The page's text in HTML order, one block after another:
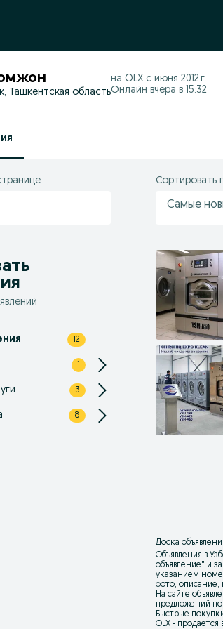
Ташкентская область
на OLX с июня 2012 г.
Онлайн вчера в 15:32
12
1
3
8
Сортировать
Самые
Доска
Объявления в
объявление" и
указанием
фото, описание,
На сайте
предложений по
Быстрые
OLX - продается